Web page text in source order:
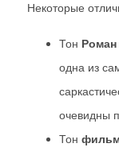
Некоторые
Тон Роман
одна из
очевидны
Тон